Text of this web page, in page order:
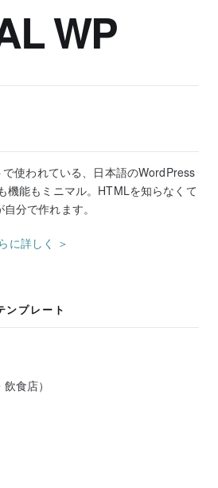
WP
使われている、日本語のWordPress
機能もミニマル。HTMLを知らなくて
分で作れます。
に詳しく ＞
プレート
食店）